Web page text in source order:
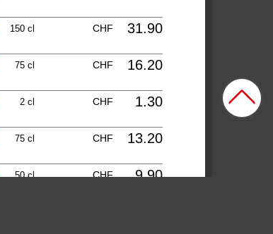
150 cl CHF 31.90
75 cl CHF 16.20
2 cl CHF 1.30
75 cl CHF 13.20
50 cl CHF 9.90